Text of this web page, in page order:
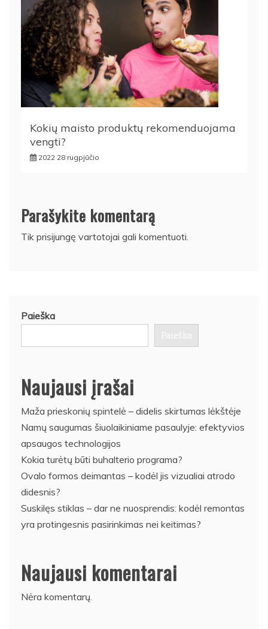
Kokių maisto produktų rekomenduojama
vengti?
2022 28 rugpjūčio
Parašykite komentarą
Tik prisijungę vartotojai gali komentuoti.
Paieška
Paieška
Naujausi įrašai
Maža prieskonių spintelė – didelis skirtumas lėkštėje
Namų saugumas šiuolaikiniame pasaulyje: efektyvios
apsaugos technologijos
Kokia turėtų būti buhalterio programa?
Ovalo formos deimantas – kodėl jis vizualiai atrodo
didesnis?
Suskilęs stiklas – dar ne nuosprendis: kodėl remontas
yra protingesnis pasirinkimas nei keitimas?
Naujausi komentarai
Nėra komentarų.